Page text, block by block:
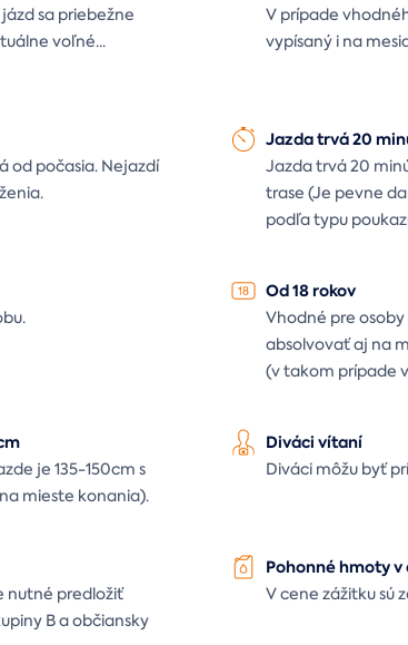
sa priebežne
voľné...
V prípade
vypísaný i na
od počasia. Nejazdí
Jazda trvá 20
Jazda trvá 20
trase (Je pevne
podľa typu
Od 18 rokov
Vhodné pre osoby
absolvovať aj na
(v takom prípade
je 135-150cm s
mieste konania).
Diváci vítaní
Diváci môžu byť
nutné predložiť
B a občiansky
Pohonné hmoty v
V cene zážitku sú